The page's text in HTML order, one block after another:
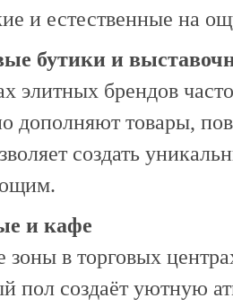
и естественные на
бутики и
элитных брендов
дополняют товары,
создать
и кафе
зоны в торговых
пол создаёт уютную